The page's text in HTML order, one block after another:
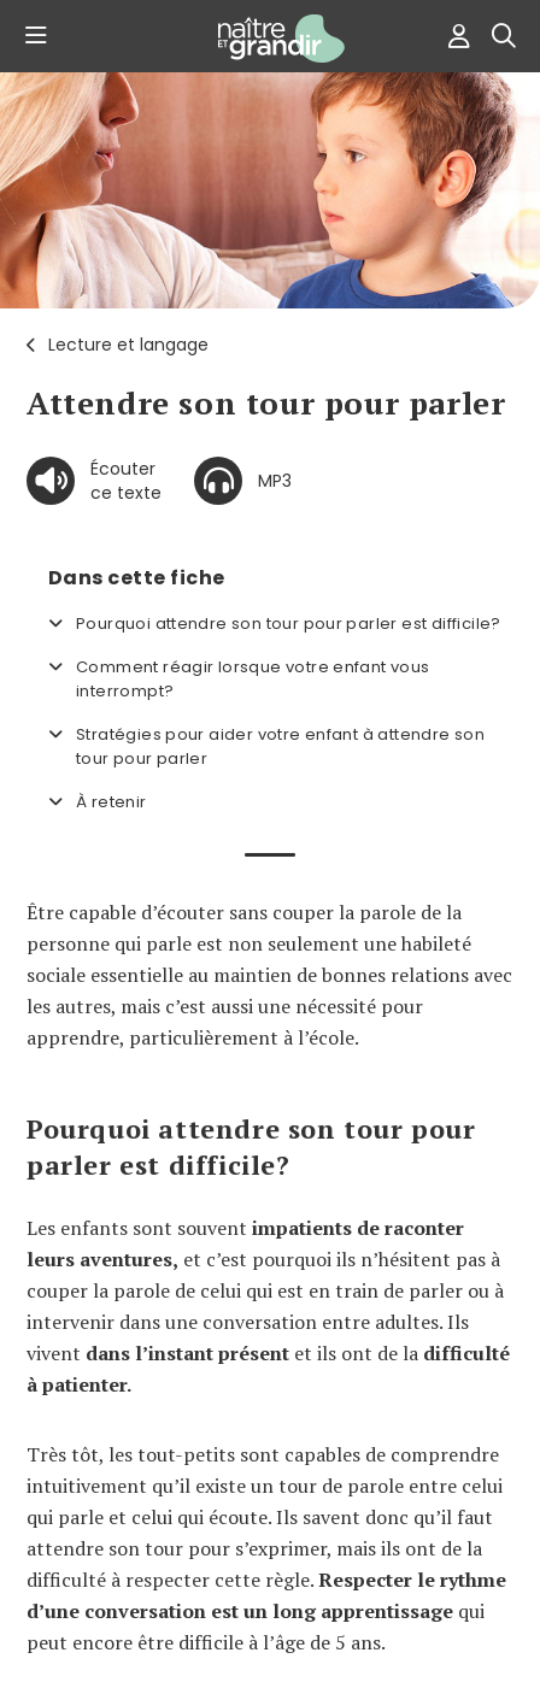
Lecture et langage
Attendre son tour pour parler
Écouter
ce texte
MP3
Dans cette fiche
Pourquoi attendre son tour pour parler est difficile?
Comment réagir lorsque votre enfant vous
interrompt?
Stratégies pour aider votre enfant à attendre son
tour pour parler
À retenir
Être capable d’écouter sans couper la parole de la
personne qui parle est non seulement une habileté
sociale essentielle au maintien de bonnes relations avec
les autres, mais c’est aussi une nécessité pour
apprendre, particulièrement à l’école.
Pourquoi attendre son tour pour
parler est difficile?
Les enfants sont souvent impatients de raconter
leurs aventures, et c’est pourquoi ils n’hésitent pas à
couper la parole de celui qui est en train de parler ou à
intervenir dans une conversation entre adultes. Ils
vivent dans l’instant présent et ils ont de la difficulté
à patienter.
Très tôt, les tout-petits sont capables de comprendre
intuitivement qu’il existe un tour de parole entre celui
qui parle et celui qui écoute. Ils savent donc qu’il faut
attendre son tour pour s’exprimer, mais ils ont de la
difficulté à respecter cette règle.Respecter le rythme
d’une conversation est un long apprentissage qui
peut encore être difficile à l’âge de 5 ans.